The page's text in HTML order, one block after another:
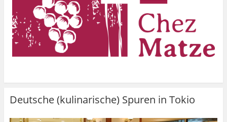
Deutsche (kulinarische) Spuren in Tokio